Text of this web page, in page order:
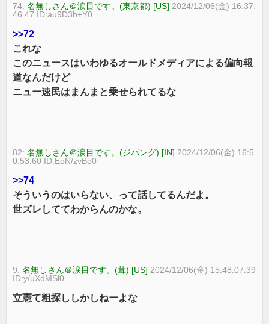
74:名無しさん＠涙目です。(東京都) [US] 2024/12/06(金) 16:37:
46.47 ID:au9D3b+Y0
>>72
これな
このニュースはいわゆるオールドメディアによる偏向報
道なんだけど
ニュー速民はまんまと乗せられてるな
82:名無しさん＠涙目です。(ジパング) [IN] 2024/12/06(金) 16:5
0:53.60 ID:EoN/zvBo0
>>74
そういうのはいらない、って話してるんだよ。
世ズレしててわからんのかな。
9:名無しさん＠涙目です。(茸) [US] 2024/12/06(金) 15:48:07.39
ID:y/uXdMSl0
立憲て粗探ししかしねーよな